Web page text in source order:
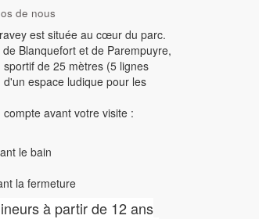
de nous
est située au cœur du parc.
Blanquefort et de Parempuyre,
de 25 mètres (5 lignes
espace ludique pour les
avant votre visite :
le bain
la fermeture
à partir de 12 ans